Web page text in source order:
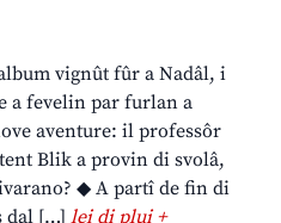
vignût fûr a Nadâl, i
a fevelin par furlan a
aventure: il professôr
Blik a provin di svolâ,
◆ A partî de fin di
dal […] lei di plui +